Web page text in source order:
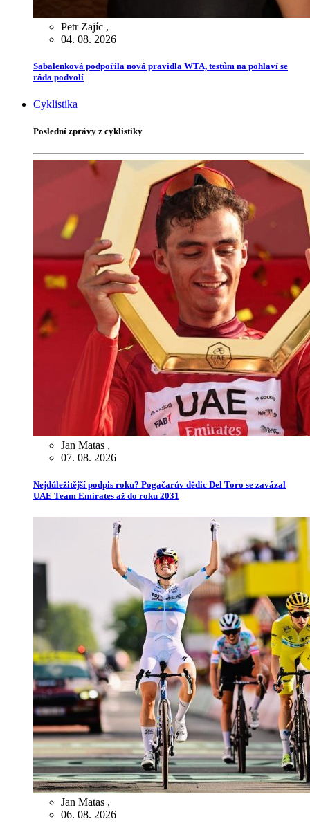
Petr Zajíc ,
04. 08. 2026
Sabalenková podpořila nová pravidla WTA, testům na pohlaví se
ráda podvolí
Cyklistika
Poslední zprávy z cyklistiky
Jan Matas ,
07. 08. 2026
Nejdůležitější podpis roku? Pogačarův dědic Del Toro se zavázal
UAE Team Emirates až do roku 2031
Jan Matas ,
06. 08. 2026